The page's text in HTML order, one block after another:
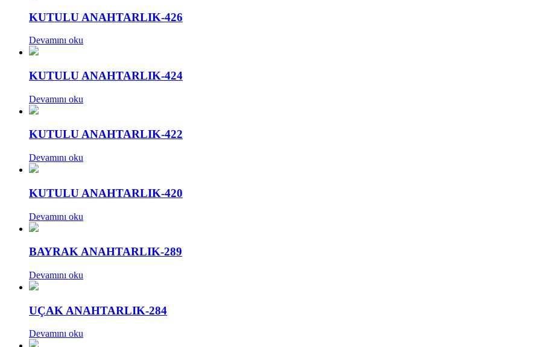
KUTULU ANAHTARLIK-426
Devamını oku
KUTULU ANAHTARLIK-424
Devamını oku
KUTULU ANAHTARLIK-422
Devamını oku
KUTULU ANAHTARLIK-420
Devamını oku
BAYRAK ANAHTARLIK-289
Devamını oku
UÇAK ANAHTARLIK-284
Devamını oku